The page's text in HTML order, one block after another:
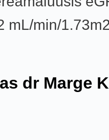
mL/min/
dr Marge